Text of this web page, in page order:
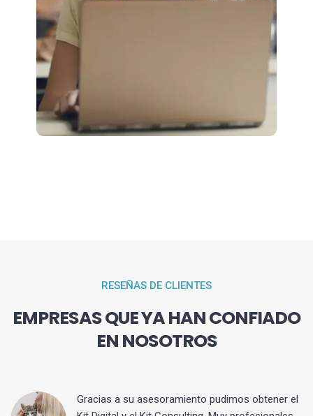
RESEÑAS DE CLIENTES
EMPRESAS QUE YA HAN CONFIADO
EN NOSOTROS
Gracias a su asesoramiento pudimos obtener el